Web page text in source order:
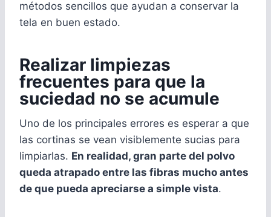
métodos sencillos que ayudan a conservar la
tela en buen estado.
Realizar limpiezas
frecuentes para que la
suciedad no se acumule
Uno de los principales errores es esperar a que
las cortinas se vean visiblemente sucias para
limpiarlas. En realidad, gran parte del polvo
queda atrapado entre las fibras mucho antes
de que pueda apreciarse a simple vista.